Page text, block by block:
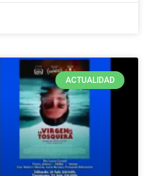
ACTUALIDAD